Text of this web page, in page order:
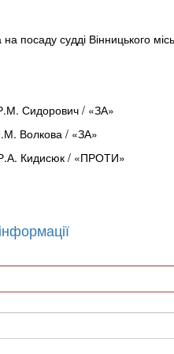
судді Вінницького
/ «ЗА»
/ «ЗА»
Кидисюк / «ПРОТИ»